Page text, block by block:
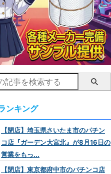
ンキング
【閉店】埼玉県さいたま市のパチン
コ店『ガーデン大宮北』が8月16日の
営業をもっ...
【閉店】東京都府中市のパチンコ店